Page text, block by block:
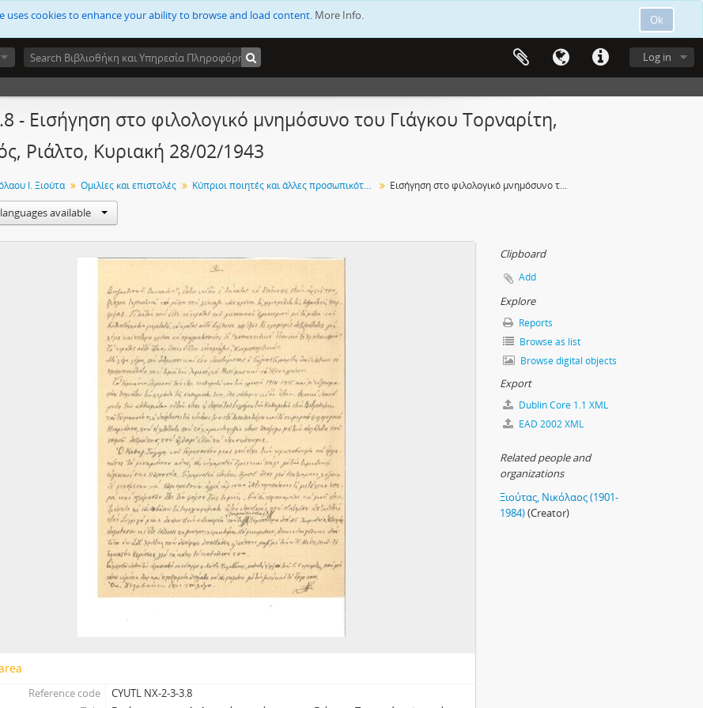
Ok
uses cookies to enhance your ability to browse and load content. More Info.
Log in
- Εισήγηση στο φιλολογικό μνημόσυνο του Γιάγκου Τορναρίτη,
Ριάλτο, Κυριακή 28/02/1943
Ι. Ξιούτα Ομιλίες και επιστολές Κύπριοι ποιητές και άλλες προσωπικότητες Εισήγηση στο φιλολογικό μνημόσυνο του Γιάγκου Τορναρίτη, Λεμεσός, Ριάλτο, Κυριακή 28/02/1943
available
Reference code
CYUTL NX-2-3-3.8
Clipboard
Add
Explore
Reports
Browse as list
Browse digital objects
Export
Dublin Core 1.1 XML
EAD 2002 XML
Related people and
organizations
Ξιούτας, Νικόλαος (1901-
1984)(Creator)